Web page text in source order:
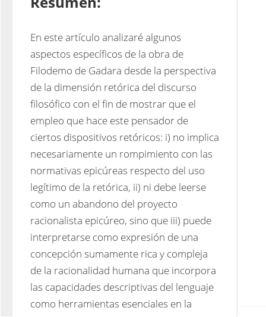
En este artículo analizaré algunos
aspectos específicos de la obra de
Filodemo de Gadara desde la perspectiva
de la dimensión retórica del discurso
filosófico con el fin de mostrar que el
empleo que hace este pensador de
ciertos dispositivos retóricos: i) no implica
necesariamente un rompimiento con las
normativas epicúreas respecto del uso
legítimo de la retórica, ii) ni debe leerse
como un abandono del proyecto
racionalista epicúreo, sino que iii) puede
interpretarse como expresión de una
concepción sumamente rica y compleja
de la racionalidad humana que incorpora
las capacidades descriptivas del lenguaje
como herramientas esenciales en la